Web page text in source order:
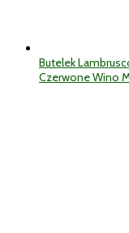
Butelek
Czerwone Wino